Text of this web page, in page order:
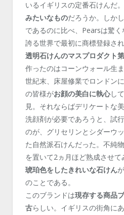
いるイギリスの定番石けんだ
みたいなものだろうか。しか
であるのに比べ、Pearsは驚
誇る世界で最初に商標登録さ
透明石けんのマスプロダクト
作ったのはコーンウォール生
世紀末、床屋修業でロンドン
の皆様がお顔の美白に執心し
見。それならばデリケートな
洗顔剤が必要であろうと、試
のが、グリセリンとシダーウ
た自然派石けんだった。不純
を置いて2ヵ月ほど熟成させて
琥珀色をしたきれいな石けん
のことである。
このブランドは現存する商品
古らしい。イギリスの街角に